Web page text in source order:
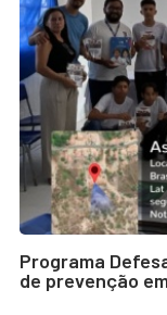
Programa
de prevenção